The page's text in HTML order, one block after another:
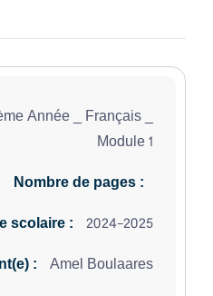
Année _ Français _
Module 1
Nombre de pages :
scolaire : 2024-2025
: Amel Boulaares